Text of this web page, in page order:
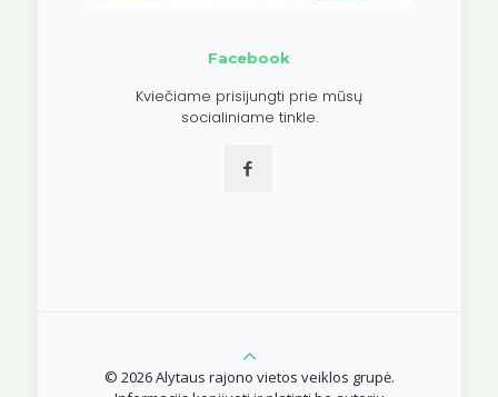
Facebook
Kviečiame prisijungti prie mūsų
socialiniame tinkle.
© 2026 Alytaus rajono vietos veiklos grupė.